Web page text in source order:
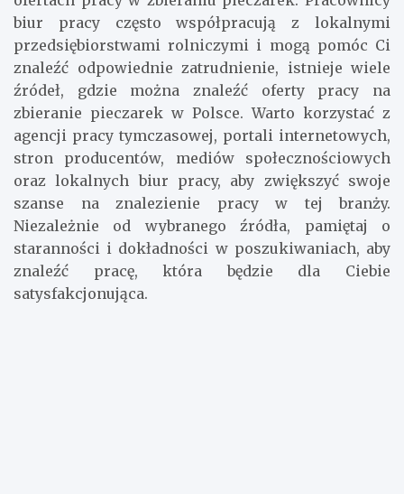
rolniczych, mogą być cennym źródłem informacji o
ofertach pracy w zbieraniu pieczarek. Pracownicy
biur pracy często współpracują z lokalnymi
przedsiębiorstwami rolniczymi i mogą pomóc Ci
znaleźć odpowiednie zatrudnienie, istnieje wiele
źródeł, gdzie można znaleźć oferty pracy na
zbieranie pieczarek w Polsce. Warto korzystać z
agencji pracy tymczasowej, portali internetowych,
stron producentów, mediów społecznościowych
oraz lokalnych biur pracy, aby zwiększyć swoje
szanse na znalezienie pracy w tej branży.
Niezależnie od wybranego źródła, pamiętaj o
staranności i dokładności w poszukiwaniach, aby
znaleźć pracę, która będzie dla Ciebie